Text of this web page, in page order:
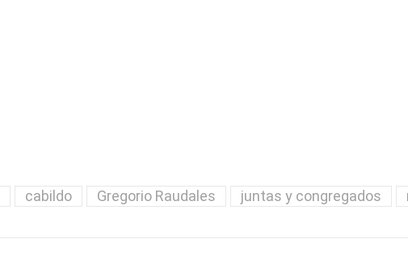
cabildo Gregorio Raudales juntas y congregados